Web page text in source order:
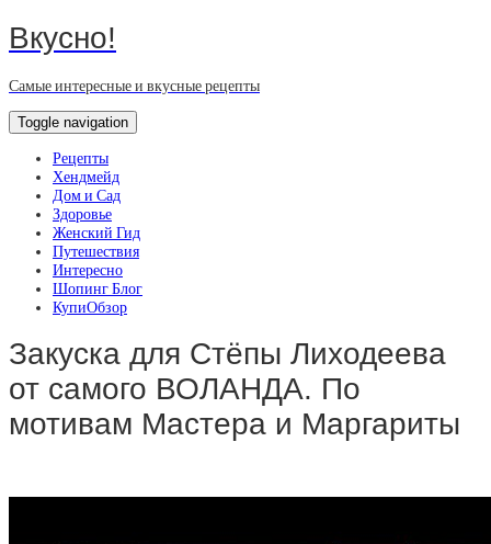
Вкусно!
Самые интересные и вкусные рецепты
Toggle navigation
Рецепты
Хендмейд
Дом и Сад
Здоровье
Женский Гид
Путешествия
Интересно
Шопинг Блог
КупиОбзор
Закуска для Стёпы Лиходеева
от самого ВОЛАНДА. По
мотивам Мастера и Маргариты